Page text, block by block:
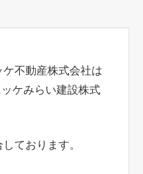
不動産株式会社は
ケみらい建設株式
ております。